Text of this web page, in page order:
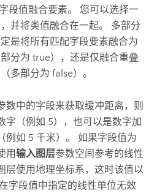
段值融合要素。 您可以选择一
并将类值融合在一起。 多部分
是将所有匹配字段要素融合为
分为 true），还是仅融合重叠
多部分为 false）。
数中的字段来获取缓冲距离，则
字（例如 5），也可以是数字加
例如 5 千米）。 如果字段值为
用输入图层参数空间参考的线性
层使用地理坐标系，这时该值以
字段值中指定的线性单位无效